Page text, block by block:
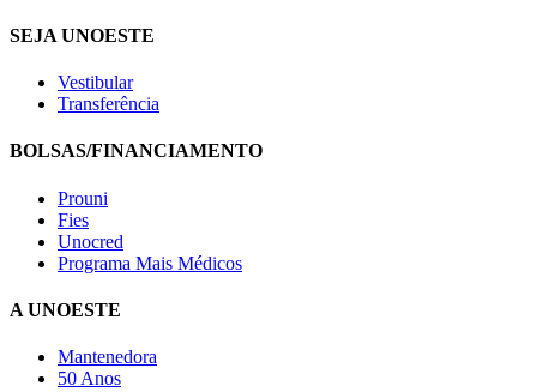
SEJA UNOESTE
Vestibular
Transferência
BOLSAS/FINANCIAMENTO
Prouni
Fies
Unocred
Programa Mais Médicos
A UNOESTE
Mantenedora
50 Anos